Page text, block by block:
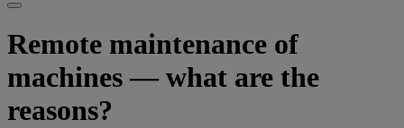
Remote maintenance of
machines — what are the
reasons?